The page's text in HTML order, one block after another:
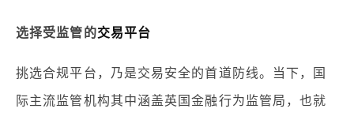
选择受监管的交易平台
挑选合规平台，乃是交易安全的首道防线。当下，国
际主流监管机构其中涵盖英国金融行为监管局，也就